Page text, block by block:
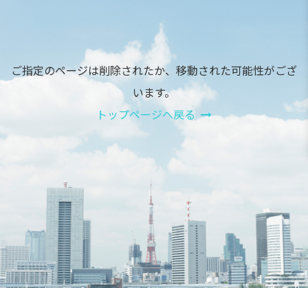
ご指定のページは削除されたか、移動された可能性がござ
います。
トップページへ戻る